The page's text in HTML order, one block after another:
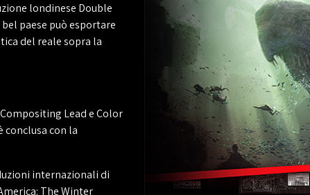
londinese Double
paese può esportare
del reale sopra la
Lead e Color
conclusa con la
internazionali di
The Winter